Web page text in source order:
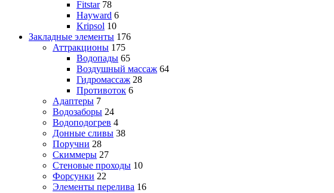
Fitstar 78
Hayward 6
Kripsol 10
Закладные элементы 176
Аттракционы 175
Водопады 65
Воздушный массаж 64
Гидромассаж 28
Противоток 6
Адаптеры 7
Водозаборы 24
Водоподогрев 4
Донные сливы 38
Поручни 28
Скиммеры 27
Стеновые проходы 10
Форсунки 22
Элементы перелива 16